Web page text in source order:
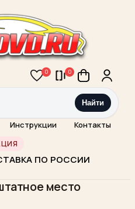
0 0
Найти
Инструкции Контакты
ПО РОССИИ
место